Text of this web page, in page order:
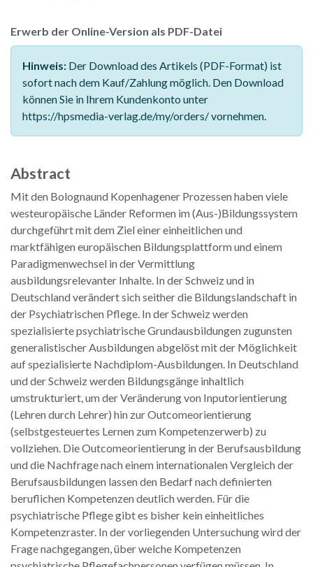
Erwerb der Online-Version als PDF-Datei
Hinweis: Der Download des Artikels (PDF-Format) ist
sofort nach dem Kauf/Zahlung möglich. Den Download
können Sie in Ihrem Kundenkonto unter
https://hpsmedia-verlag.de/my/orders/ vornehmen.
Abstract
Mit den Bolognaund Kopenhagener Prozessen haben viele
westeuropäische Länder Reformen im (Aus-)Bildungssystem
durchgeführt mit dem Ziel einer einheitlichen und
marktfähigen europäischen Bildungsplattform und einem
Paradigmenwechsel in der Vermittlung
ausbildungsrelevanter Inhalte. In der Schweiz und in
Deutschland verändert sich seither die Bildungslandschaft in
der Psychiatrischen Pflege. In der Schweiz werden
spezialisierte psychiatrische Grundausbildungen zugunsten
generalistischer Ausbildungen abgelöst mit der Möglichkeit
auf spezialisierte Nachdiplom-Ausbildungen. In Deutschland
und der Schweiz werden Bildungsgänge inhaltlich
umstrukturiert, um der Veränderung von Inputorientierung
(Lehren durch Lehrer) hin zur Outcomeorientierung
(selbstgesteuertes Lernen zum Kompetenzerwerb) zu
vollziehen. Die Outcomeorientierung in der Berufsausbildung
und die Nachfrage nach einem internationalen Vergleich der
Berufsausbildungen lassen den Bedarf nach definierten
beruflichen Kompetenzen deutlich werden. Für die
psychiatrische Pflege gibt es bisher kein einheitliches
Kompetenzraster. In der vorliegenden Untersuchung wird der
Frage nachgegangen, über welche Kompetenzen